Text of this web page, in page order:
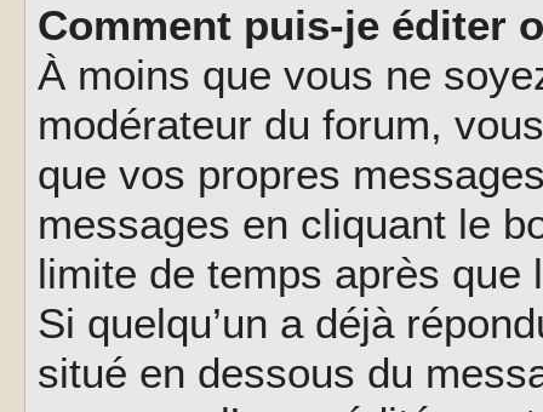
Comment puis-je éditer
À moins que vous ne
modérateur du forum,
que vos propres
messages en cliquant le
limite de temps après
Si quelqu’un a déjà
situé en dessous du